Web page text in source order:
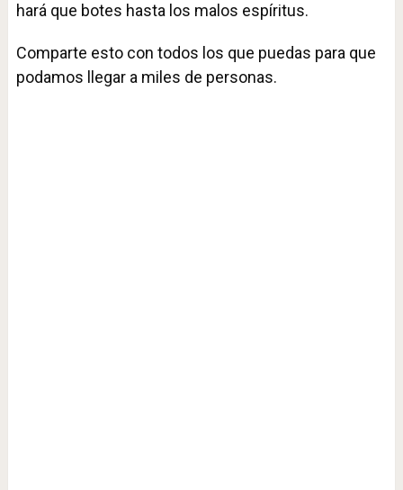
hará que botes hasta los malos espíritus.
Comparte esto con todos los que puedas para que
podamos llegar a miles de personas.